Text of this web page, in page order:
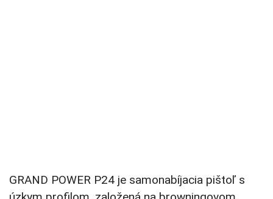
GRAND POWER P24 je samonabíjacia pištoľ s